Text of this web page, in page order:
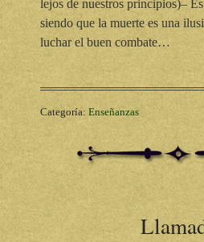
lejos de nuestros principios)–
siendo que la muerte es una
luchar el buen combate…
Categoría: Enseñanzas